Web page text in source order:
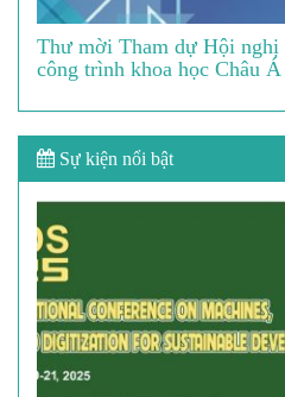
Thư mời Tham dự Hội nghị
công trình khoa học Châu
Sự kiện nổi bật